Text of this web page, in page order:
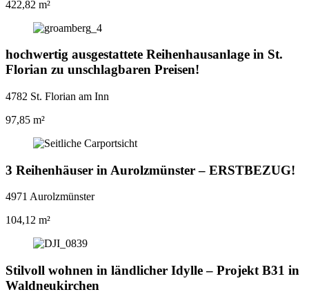
422,82 m²
hochwertig ausgestattete Reihenhausanlage in St.
Florian zu unschlagbaren Preisen!
4782 St. Florian am Inn
97,85 m²
3 Reihenhäuser in Aurolzmünster – ERSTBEZUG!
4971 Aurolzmünster
104,12 m²
Stilvoll wohnen in ländlicher Idylle – Projekt B31 in
Waldneukirchen